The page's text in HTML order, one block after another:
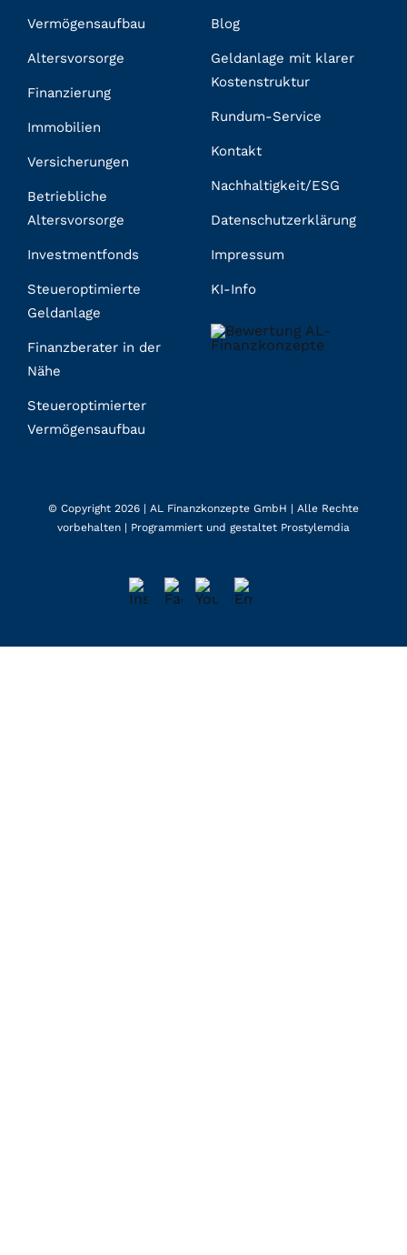
Vermögensaufbau
Altersvorsorge
Finanzierung
Immobilien
Versicherungen
Betriebliche
Altersvorsorge
Investmentfonds
Steueroptimierte
Geldanlage
Finanzberater in der
Nähe
Steueroptimierter
Vermögensaufbau
Blog
Geldanlage mit klarer
Kostenstruktur
Rundum-Service
Kontakt
Nachhaltigkeit/ESG
Datenschutzerklärung
Impressum
KI-Info
© Copyright 2026 | AL Finanzkonzepte GmbH | Alle Rechte
vorbehalten | Programmiert und gestaltet Prostylemdia